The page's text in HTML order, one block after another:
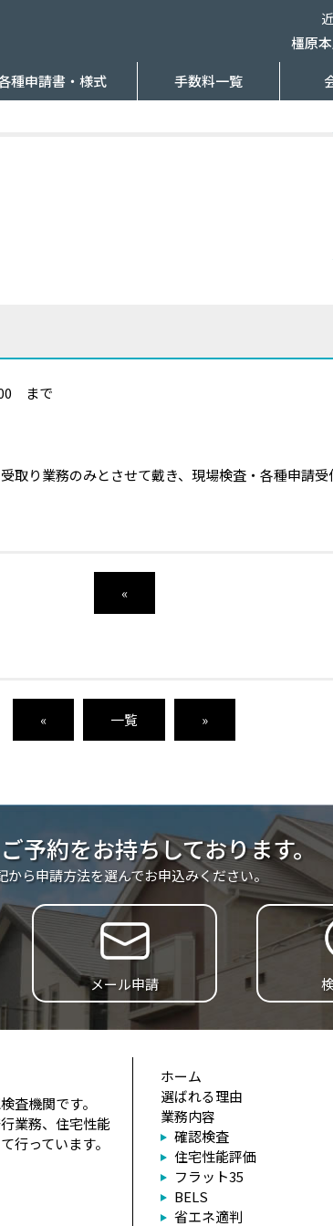
橿原
種申請書・様式 手数料一覧
まで
取り業務のみとさせて戴き、現場検査・各種申請
«
« 一覧 »
予約をお持ちしております。
から申請方法を選んでお申込みください。
メール申請
査機関です。
業務、住宅性能
行っています。
ホーム
選ばれる理由
業務内容
確認検査
住宅性能評価
フラット35
BELS
省エネ適判